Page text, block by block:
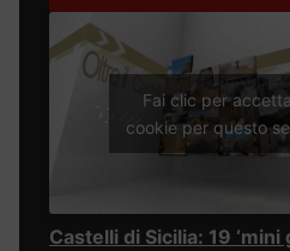
Fai clic per
cookie per questo
Castelli di Sicilia: 19